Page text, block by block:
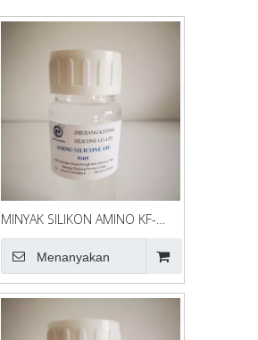
MINYAK SILIKON AMINO KF-
5105
Menanyakan